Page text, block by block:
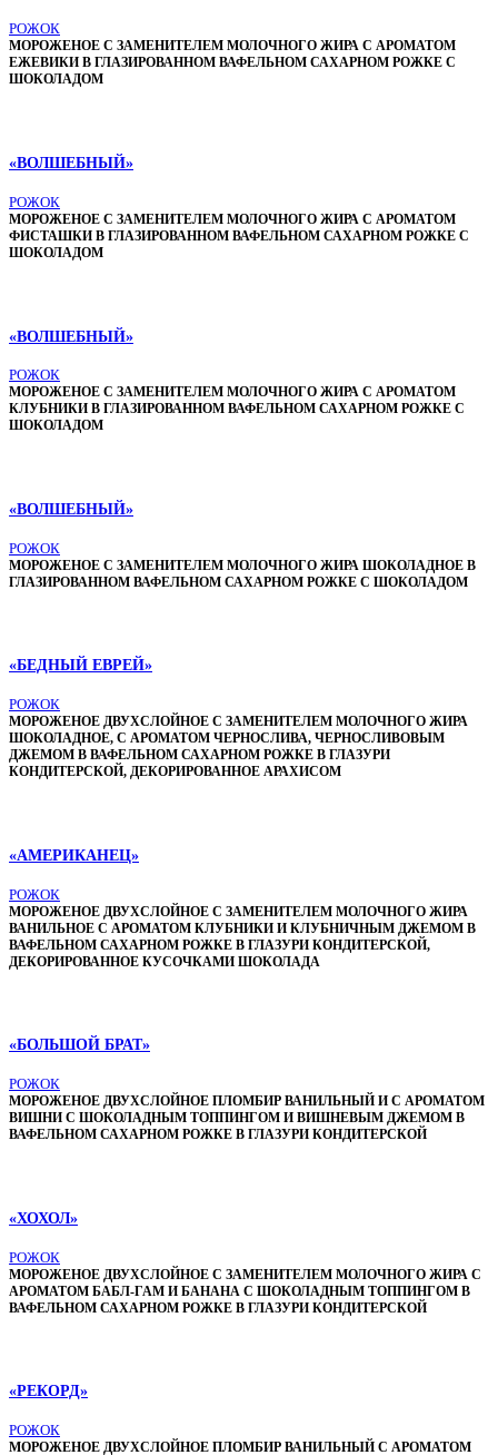
РОЖОК
МОРОЖЕНОЕ С ЗАМЕНИТЕЛЕМ МОЛОЧНОГО ЖИРА С АРОМАТОМ
ЕЖЕВИКИ В ГЛАЗИРОВАННОМ ВАФЕЛЬНОМ САХАРНОМ РОЖКЕ С
ШОКОЛАДОМ
«ВОЛШЕБНЫЙ»
РОЖОК
МОРОЖЕНОЕ С ЗАМЕНИТЕЛЕМ МОЛОЧНОГО ЖИРА С АРОМАТОМ
ФИСТАШКИ В ГЛАЗИРОВАННОМ ВАФЕЛЬНОМ САХАРНОМ РОЖКЕ С
ШОКОЛАДОМ
«ВОЛШЕБНЫЙ»
РОЖОК
МОРОЖЕНОЕ С ЗАМЕНИТЕЛЕМ МОЛОЧНОГО ЖИРА С АРОМАТОМ
КЛУБНИКИ В ГЛАЗИРОВАННОМ ВАФЕЛЬНОМ САХАРНОМ РОЖКЕ С
ШОКОЛАДОМ
«ВОЛШЕБНЫЙ»
РОЖОК
МОРОЖЕНОЕ С ЗАМЕНИТЕЛЕМ МОЛОЧНОГО ЖИРА ШОКОЛАДНОЕ В
ГЛАЗИРОВАННОМ ВАФЕЛЬНОМ САХАРНОМ РОЖКЕ С ШОКОЛАДОМ
«БЕДНЫЙ ЕВРЕЙ»
РОЖОК
МОРОЖЕНОЕ ДВУХСЛОЙНОЕ С ЗАМЕНИТЕЛЕМ МОЛОЧНОГО ЖИРА
ШОКОЛАДНОЕ, С АРОМАТОМ ЧЕРНОСЛИВА, ЧЕРНОСЛИВОВЫМ
ДЖЕМОМ В ВАФЕЛЬНОМ САХАРНОМ РОЖКЕ В ГЛАЗУРИ
КОНДИТЕРСКОЙ, ДЕКОРИРОВАННОЕ АРАХИСОМ
«АМЕРИКАНЕЦ»
РОЖОК
МОРОЖЕНОЕ ДВУХСЛОЙНОЕ С ЗАМЕНИТЕЛЕМ МОЛОЧНОГО ЖИРА
ВАНИЛЬНОЕ С АРОМАТОМ КЛУБНИКИ И КЛУБНИЧНЫМ ДЖЕМОМ В
ВАФЕЛЬНОМ САХАРНОМ РОЖКЕ В ГЛАЗУРИ КОНДИТЕРСКОЙ,
ДЕКОРИРОВАННОЕ КУСОЧКАМИ ШОКОЛАДА
«БОЛЬШОЙ БРАТ»
РОЖОК
МОРОЖЕНОЕ ДВУХСЛОЙНОЕ ПЛОМБИР ВАНИЛЬНЫЙ И С АРОМАТОМ
ВИШНИ С ШОКОЛАДНЫМ ТОППИНГОМ И ВИШНЕВЫМ ДЖЕМОМ В
ВАФЕЛЬНОМ САХАРНОМ РОЖКЕ В ГЛАЗУРИ КОНДИТЕРСКОЙ
«ХОХОЛ»
РОЖОК
МОРОЖЕНОЕ ДВУХСЛОЙНОЕ С ЗАМЕНИТЕЛЕМ МОЛОЧНОГО ЖИРА С
АРОМАТОМ БАБЛ-ГАМ И БАНАНА С ШОКОЛАДНЫМ ТОППИНГОМ В
ВАФЕЛЬНОМ САХАРНОМ РОЖКЕ В ГЛАЗУРИ КОНДИТЕРСКОЙ
«РЕКОРД»
РОЖОК
МОРОЖЕНОЕ ДВУХСЛОЙНОЕ ПЛОМБИР ВАНИЛЬНЫЙ С АРОМАТОМ